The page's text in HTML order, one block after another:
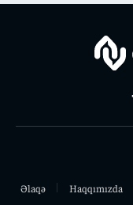
Əlaqə
Haqqımızda